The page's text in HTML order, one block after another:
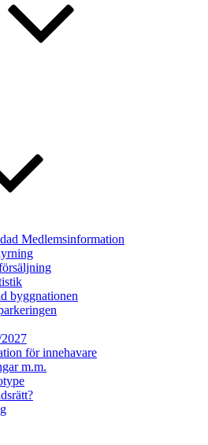
Medlemsinformation
byggnationen
för innehavare
m.m.